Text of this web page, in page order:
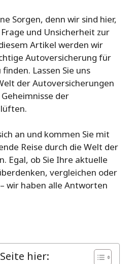
Sorgen, denn wir sind hier,
und Unsicherheit zur
Artikel werden wir
Autoversicherung für
Lassen Sie uns
der Autoversicherungen
der
an und kommen Sie mit
Reise durch die Welt der
Egal, ob Sie Ihre aktuelle
vergleichen oder
wir haben alle Antworten
hier: